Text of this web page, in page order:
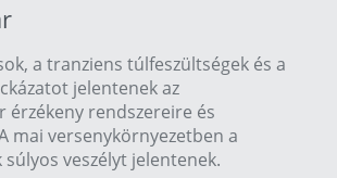
a tranziens túlfeszültségek és a
jelentenek az
érzékeny rendszereire és
mai versenykörnyezetben a
veszélyt jelentenek.